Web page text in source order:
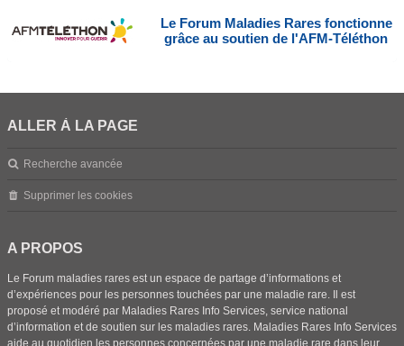
Le Forum Maladies Rares fonctionne
grâce au soutien de l'AFM-Téléthon
ALLER À LA PAGE
Recherche avancée
Supprimer les cookies
A PROPOS
Le Forum maladies rares est un espace de partage d’informations et
d’expériences pour les personnes touchées par une maladie rare. Il est
proposé et modéré par Maladies Rares Info Services, service national
d’information et de soutien sur les maladies rares. Maladies Rares Info Services
aide au quotidien les personnes concernées par une maladie rare dans leur